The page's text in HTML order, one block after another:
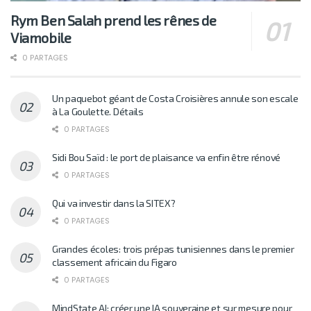
Rym Ben Salah prend les rênes de
Viamobile
0 PARTAGES
Un paquebot géant de Costa Croisières annule son escale
à La Goulette. Détails
0 PARTAGES
Sidi Bou Saïd : le port de plaisance va enfin être rénové
0 PARTAGES
Qui va investir dans la SITEX?
0 PARTAGES
Grandes écoles: trois prépas tunisiennes dans le premier
classement africain du Figaro
0 PARTAGES
MindState AI: créer une IA souveraine et sur mesure pour